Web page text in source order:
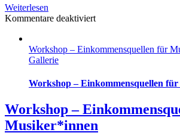
Weiterlesen
Kommentare deaktiviertfür
Gemeinsam
für
Initiative
Musik
//
Nr.
Workshop – Einkommensquellen für
Gallerie
Workshop – Einkommensquellen
Workshop –
Musiker*innen